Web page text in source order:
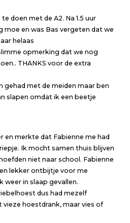
doen met de A2. Na 1.5 uur
moe en was Bas vergeten dat we
helaas
opmerking dat we nog
THANKS voor de extra
gehad met de meiden maar ben
slapen omdat ik een beetje
en merkte dat Fabienne me had
Ik mocht samen thuis blijven
niet naar school. Fabienne
lekker ontbijtje voor me
weer in slaap gevallen.
dus had mezelf
hoestdrank, maar vies of